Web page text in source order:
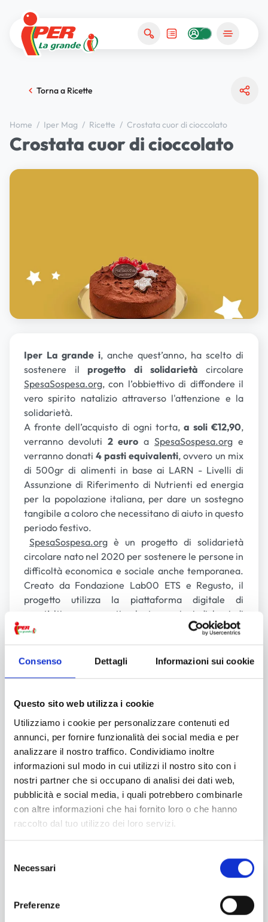
Consenso Dettagli Informazioni sui cookie
Questo sito web utilizza i cookie
Utilizziamo i cookie per personalizzare contenuti ed
annunci, per fornire funzionalità dei social media e per
analizzare il nostro traffico. Condividiamo inoltre
informazioni sul modo in cui utilizzi il nostro sito con i
nostri partner che si occupano di analisi dei dati web,
pubblicità e social media, i quali potrebbero combinarle
con altre informazioni che hai fornito loro o che hanno
raccolto dal tuo utilizzo dei loro servizi.
delNecessari
Preferenze
Torna a Ricette
Home / Iper Mag / Ricette / Crostata cuor di cioccolato
Crostata cuor di cioccolato
Iper La grande i, anche quest’anno, ha scelto di
sostenere il progetto di solidarietà circolare
SpesaSospesa.org, con l’obbiettivo di diffondere il
vero spirito natalizio attraverso l'attenzione e la
solidarietà.
A fronte dell’acquisto di ogni torta, a soli €12,90,
verranno devoluti 2 euro a SpesaSospesa.org e
verranno donati 4 pasti equivalenti, ovvero un mix
di 500gr di alimenti in base ai LARN - Livelli di
Assunzione di Riferimento di Nutrienti ed energia
per la popolazione italiana, per dare un sostegno
tangibile a coloro che necessitano di aiuto in questo
periodo festivo.
SpesaSospesa.org è un progetto di solidarietà
circolare nato nel 2020 per sostenere le persone in
difficoltà economica e sociale anche temporanea.
Creato da Fondazione Lab00 ETS e Regusto, il
progetto utilizza la piattaforma digitale di
quest’ultimo per gestire le transazioni di beni di
prima necessità tra aziende e realtà locali che si
occupano della gestione logistica al fine di garantire
la massima trasparenza e tracciabilità.
Cuor di
è ideata e preparata dai nostri esperti
pasticcieri e contiene gli ingredienti selezionati